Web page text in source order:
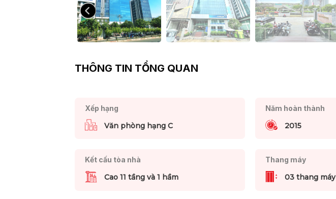
THÔNG TIN TỔNG QUAN
Xếp hạng
Văn phòng hạng C
Năm hoàn thành
2015
Kết cấu tòa nhà
Cao 11 tầng và 1 hầm
Thang máy
03 thang máy